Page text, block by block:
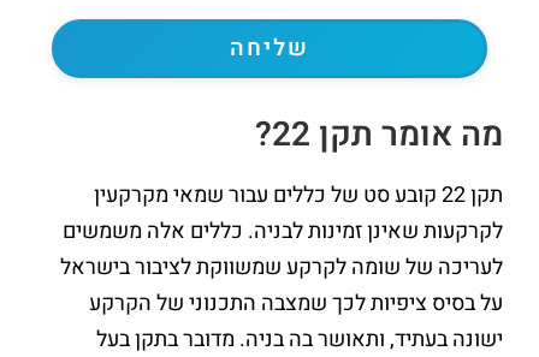
מה אומר תקן 22?
תקן 22 קובע סט של כללים עבור שמאי מקרקעין
לקרקעות שאינן זמינות לבניה. כללים אלה משמשים
לעריכה של שומה לקרקע שמשווקת לציבור בישראל
על בסיס ציפיות לכך שמצבה התכנוני של הקרקע
ישונה בעתיד, ותאושר בה בניה. מדובר בתקן בעל